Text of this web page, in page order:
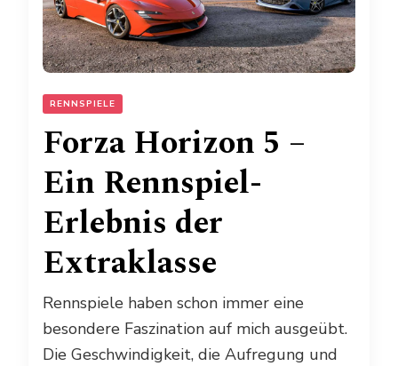
RENNSPIELE
Forza Horizon 5 –
Ein Rennspiel-
Erlebnis der
Extraklasse
Rennspiele haben schon immer eine
besondere Faszination auf mich ausgeübt.
Die Geschwindigkeit, die Aufregung und